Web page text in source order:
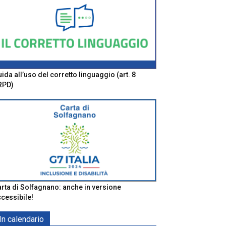
all’uso del corretto linguaggio (art. 8
di Solfagnano: anche in versione
In calendario